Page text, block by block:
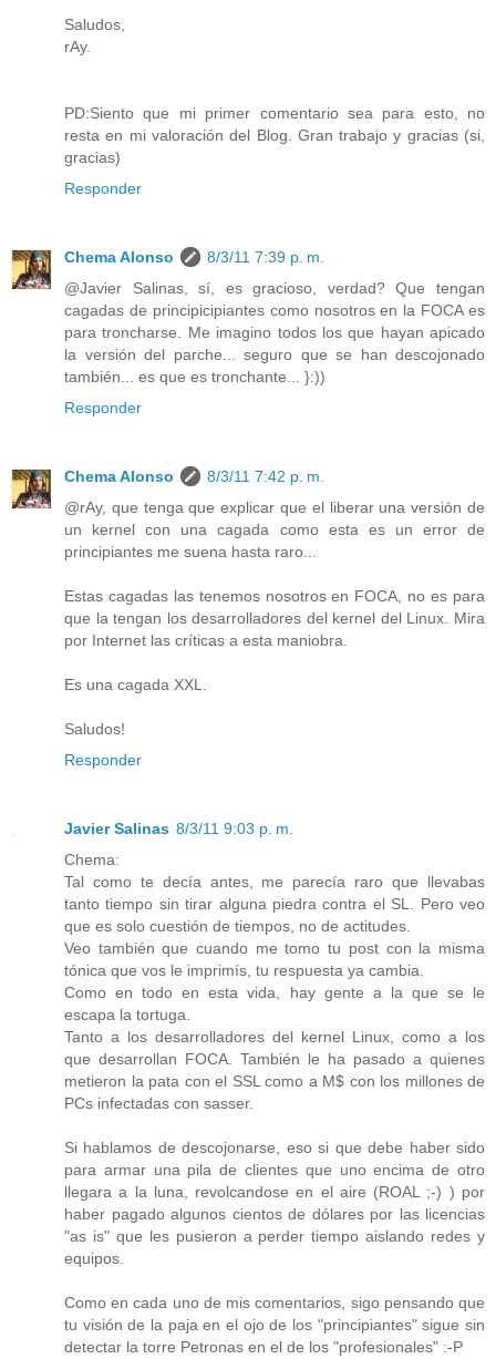
Saludos,
rAy.
PD:Siento que mi primer comentario sea para esto, no
resta en mi valoración del Blog. Gran trabajo y gracias (si,
gracias)
Responder
Chema Alonso
8/3/11 7:39 p. m.
@Javier Salinas, sí, es gracioso, verdad? Que tengan
cagadas de principicipiantes como nosotros en la FOCA es
para troncharse. Me imagino todos los que hayan apicado
la versión del parche... seguro que se han descojonado
también... es que es tronchante... }:))
Responder
Chema Alonso
8/3/11 7:42 p. m.
@rAy, que tenga que explicar que el liberar una versión de
un kernel con una cagada como esta es un error de
principiantes me suena hasta raro...
Estas cagadas las tenemos nosotros en FOCA, no es para
que la tengan los desarrolladores del kernel del Linux. Mira
por Internet las críticas a esta maniobra.
Es una cagada XXL.
Saludos!
Responder
Javier Salinas 8/3/11 9:03 p. m.
Chema:
Tal como te decía antes, me parecía raro que llevabas
tanto tiempo sin tirar alguna piedra contra el SL. Pero veo
que es solo cuestión de tiempos, no de actitudes.
Veo también que cuando me tomo tu post con la misma
tónica que vos le imprimís, tu respuesta ya cambia.
Como en todo en esta vida, hay gente a la que se le
escapa la tortuga.
Tanto a los desarrolladores del kernel Linux, como a los
que desarrollan FOCA. También le ha pasado a quienes
metieron la pata con el SSL como a M$ con los millones de
PCs infectadas con sasser.
Si hablamos de descojonarse, eso si que debe haber sido
para armar una pila de clientes que uno encima de otro
llegara a la luna, revolcandose en el aire (ROAL ;-) ) por
haber pagado algunos cientos de dólares por las licencias
"as is" que les pusieron a perder tiempo aislando redes y
equipos.
Como en cada uno de mis comentarios, sigo pensando que
tu visión de la paja en el ojo de los "principiantes" sigue sin
detectar la torre Petronas en el de los "profesionales" :-P